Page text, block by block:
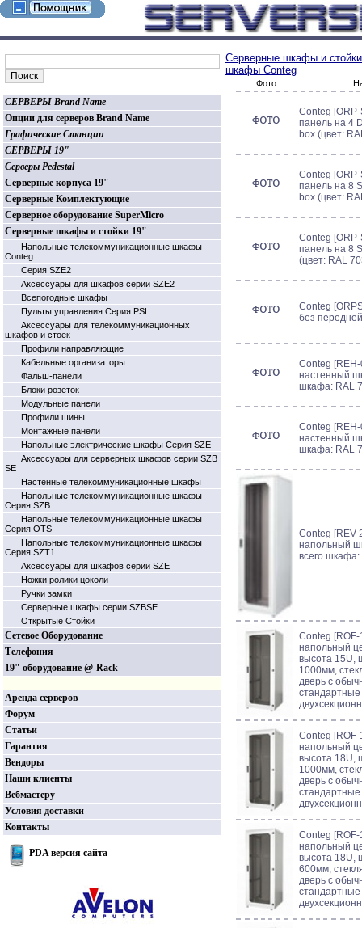
СЕРВЕРЫ Brand Name
Опции для серверов Brand Name
Графические Станции
СЕРВЕРЫ 19"
Серверы Pedestal
Серверные корпуса 19"
Серверные Комплектующие
Серверное оборудование SuperMicro
Серверные шкафы и стойки 19"
Напольные телекоммуникационные шкафы
Conteg
Серия SZE2
Аксессуары для шкафов серии SZE2
Всепогодные шкафы
Пульты управления Серия PSL
Аксессуары для телекоммуникационных
шкафов и стоек
Профили направляющие
Кабельные организаторы
Фальш-панели
Блоки розеток
Модульные панели
Профили шины
Монтажные панели
Напольные электрические шкафы Серия SZE
Аксессуары для серверных шкафов серии SZB
SE
Настенные телекоммуникационные шкафы
Напольные телекоммуникационные шкафы
Серия SZB
Напольные телекоммуникационные шкафы
Серия OTS
Напольные телекоммуникационные шкафы
Серия SZT1
Аксессуары для шкафов серии SZE
Ножки ролики цоколи
Ручки замки
Серверные шкафы серии SZBSE
Открытые Стойки
Сетевое Оборудование
Телефония
19" оборудование @-Rack
Аренда серверов
Форум
Статьи
Гарантия
Вендоры
Наши клиенты
Вебмастеру
Условия доставки
Контакты
PDA версия сайта
Серверные шкафы и
шкафы Conteg
Фото
Conteg
панель на 4
box (цвет:
Conteg
панель на 8
box (цвет:
Conteg
панель на 8
(цвет: RAL
Conteg
без
Conteg
настенный
шкафа: RAL
Conteg
настенный
шкафа: RAL
Conteg
напольный
всего
Conteg
напольный
высота 15U,
1000мм,
дверь с
Conteg
напольный
высота 18U,
1000мм,
дверь с
Conteg
напольный
высота 18U,
600мм,
дверь с